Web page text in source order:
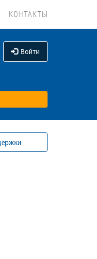
КОНТАКТЫ
Войти